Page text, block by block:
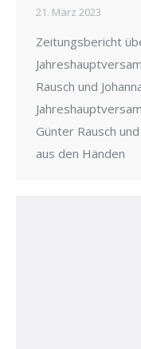
21. März 2023
Zeitungsbericht
Rausch und
Günter Rausch
aus den Händen